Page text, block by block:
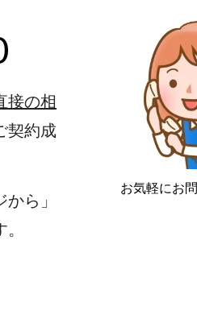
お気軽にお
接の相
契約成
ら」